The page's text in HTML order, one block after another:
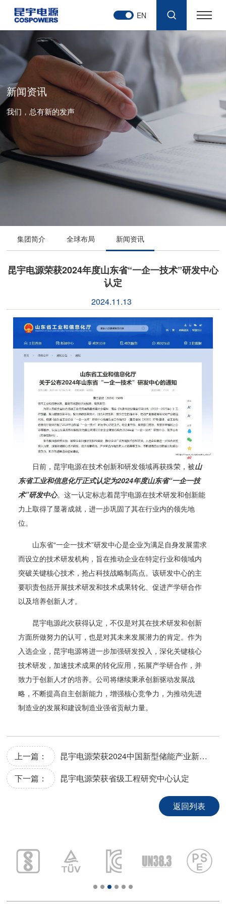
EN
新闻资讯
我们，总有新的发声
集团简介 全球布局 新闻资讯
昆宇电源荣获2024年度山东省“一企一技术”研发中心
认定
2024.11.13
日前，昆宇电源在技术创新和研发领域再获殊荣，被山
东省工业和信息化厅正式认定为2024年度山东省“一企一技
术”研发中心。这一认定标志着昆宇电源在技术研发和创新能
力上取得了显著成就，进一步巩固了其在行业内的领先地
位。
山东省“一企一技术”研发中心是企业为满足自身发展需求
而设立的技术研发机构，旨在推动企业在特定行业和领域内
突破关键核心技术，抢占科技战略制高点。该研发中心的主
要职责包括开展技术研发和技术成果转化、促进产学研合作
以及培养创新人才。
昆宇电源此次获得认定，不仅是对其在技术研发和创新
方面所做努力的认可，也是对其未来发展潜力的肯定。作为
入选企业，昆宇电源将进一步加强研发投入，深化关键核心
技术研发，加速技术成果的转化应用，拓展产学研合作，并
致力于创新人才的培养。公司将继续秉承创新驱动发展战
略，不断提高自主创新能力，增强核心竞争力，为推动先进
制造业的发展和建设制造业强省贡献力量。
上一篇：
昆宇电源荣获2024中国新型储能产业新质生产力源网侧储能电站、工商业储能项目领航奖
下一篇：
昆宇电源荣获省级工程研究中心认定
返回列表